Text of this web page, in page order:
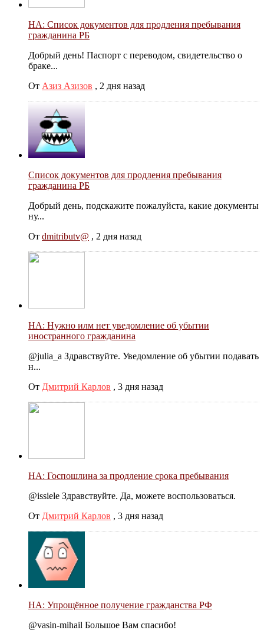
НА: Список документов для продления пребывания
гражданина РБ
Добрый день! Паспорт с переводом, свидетельство о
браке...
От Азиз Азизов , 2 дня назад
Список документов для продления пребывания
гражданина РБ
Добрый день, подскажите пожалуйста, какие документы
ну...
От dmitributv@ , 2 дня назад
НА: Нужно илм нет уведомление об убытии
иностранного гражданина
@julia_a Здравствуйте. Уведомление об убытии подавать
н...
От Дмитрий Карлов , 3 дня назад
НА: Госпошлина за продление срока пребывания
@issiele Здравствуйте. Да, можете воспользоваться.
От Дмитрий Карлов , 3 дня назад
НА: Упрощённое получение гражданства РФ
@vasin-mihail Большое Вам спасибо!